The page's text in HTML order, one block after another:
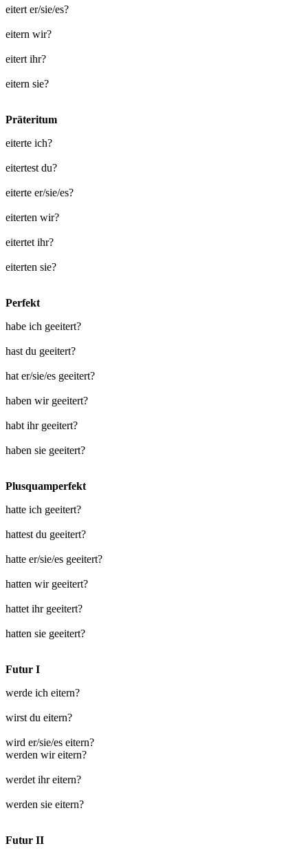
eitert er/sie/es?
eitern wir?
eitert ihr?
eitern sie?
Präteritum
eiterte ich?
eitertest du?
eiterte er/sie/es?
eiterten wir?
eitertet ihr?
eiterten sie?
Perfekt
habe ich geeitert?
hast du geeitert?
hat er/sie/es geeitert?
haben wir geeitert?
habt ihr geeitert?
haben sie geeitert?
Plusquamperfekt
hatte ich geeitert?
hattest du geeitert?
hatte er/sie/es geeitert?
hatten wir geeitert?
hattet ihr geeitert?
hatten sie geeitert?
Futur I
werde ich eitern?
wirst du eitern?
wird er/sie/es eitern?
werden wir eitern?
werdet ihr eitern?
werden sie eitern?
Futur II